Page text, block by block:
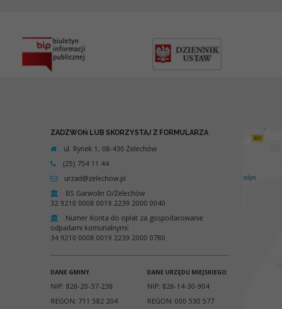
ZADZWOŃ LUB SKORZYSTAJ Z FORMULARZA
ul. Rynek 1, 08-430 Żelechów
(25) 754 11 44
urzad@zelechow.pl
BS Garwolin O/Żelechów
32 9210 0008 0019 2239 2000 0040
Numer Konta do opłat za gospodarowanie
odpadami komunalnymi:
34 9210 0008 0019 2239 2000 0780
DANE GMINY
NIP: 826-20-37-238
REGON: 711 582 204
DANE URZĘDU MIEJSKIEGO
NIP: 826-14-30-904
REGON: 000 530 577